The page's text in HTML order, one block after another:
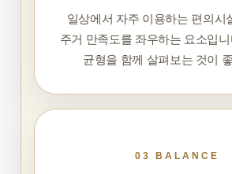
일상에서 자주 이용하는 편의시
주거 만족도를 좌우하는 요소입
균형을 함께 살펴보는 것이
03 BALANCE